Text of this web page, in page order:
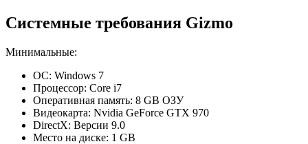
Системные требования Gizmo
Минимальные:
ОС: Windows 7
Процессор: Core i7
Оперативная память: 8 GB ОЗУ
Видеокарта: Nvidia GeForce GTX 970
DirectX: Версии 9.0
Место на диске: 1 GB